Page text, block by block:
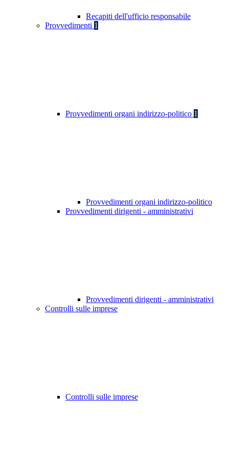
Recapiti dell'ufficio responsabile
Provvedimenti 1
Provvedimenti organi indirizzo-politico 1
Provvedimenti organi indirizzo-politico
Provvedimenti dirigenti - amministrativi
Provvedimenti dirigenti - amministrativi
Controlli sulle imprese
Controlli sulle imprese